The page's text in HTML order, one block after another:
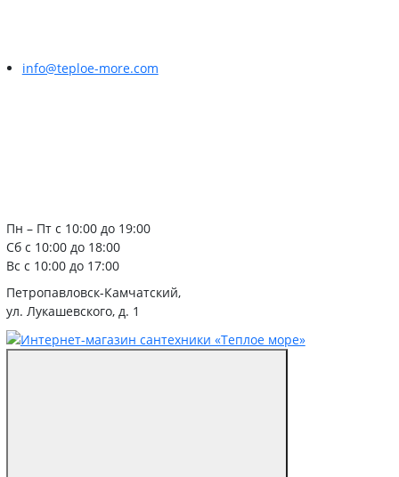
info@teploe-more.com
Пн – Пт с 10:00 до 19:00
Сб с 10:00 до 18:00
Вс с 10:00 до 17:00
Петропавловск-Камчатский,
ул. Лукашевского, д. 1